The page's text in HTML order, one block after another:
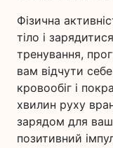
Фізична
тіло і
тренування,
вам відчути
кровообіг і
хвилин руху
зарядом для
позитивний